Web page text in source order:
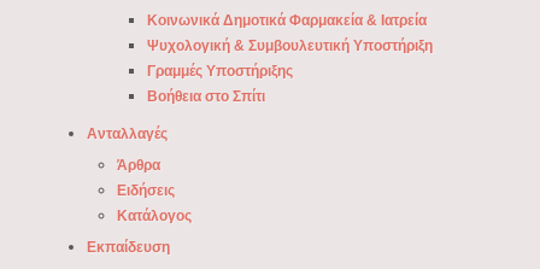
Κοινωνικά Δημοτικά Φαρμακεία & Ιατρεία
Ψυχολογική & Συμβουλευτική Υποστήριξη
Γραμμές Υποστήριξης
Βοήθεια στο Σπίτι
Ανταλλαγές
Άρθρα
Ειδήσεις
Κατάλογος
Εκπαίδευση